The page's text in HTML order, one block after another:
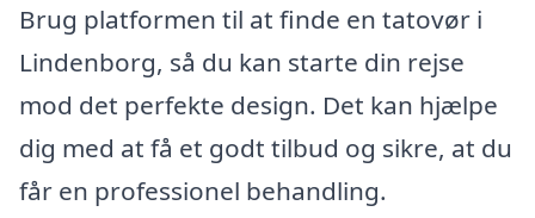
Brug platformen til at finde en tatovør i
Lindenborg, så du kan starte din rejse
mod det perfekte design. Det kan hjælpe
dig med at få et godt tilbud og sikre, at du
får en professionel behandling.